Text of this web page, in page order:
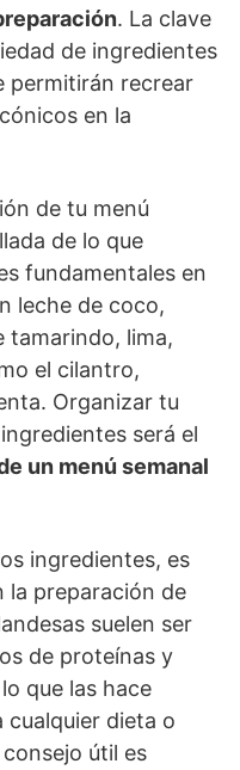
. La clave
de ingredientes
permitirán recrear
en la
de tu menú
de lo que
fundamentales en
leche de coco,
tamarindo, lima,
el cilantro,
Organizar tu
será el
un menú semanal
ingredientes, es
la preparación de
suelen ser
de proteínas y
que las hace
dieta o
útil es